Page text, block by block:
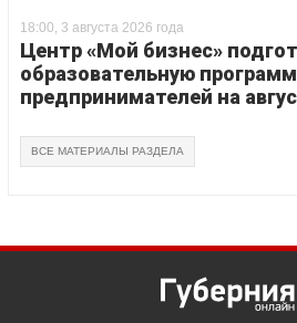
18:00, 3 августа 2026 года
Центр «Мой бизнес»
образовательную
предпринимателей на
ВСЕ МАТЕРИАЛЫ РАЗДЕЛА